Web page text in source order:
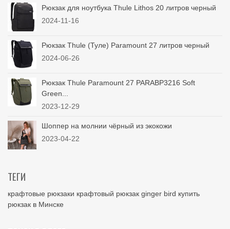
Рюкзак для ноутбука Thule Lithos 20 литров черный
2024-11-16
Рюкзак Thule (Туле) Paramount 27 литров черный
2024-06-26
Рюкзак Thule Paramount 27 PARABP3216 Soft
Green...
2023-12-29
Шоппер на молнии чёрный из экокожи
2023-04-22
ТЕГИ
крафтовые рюкзаки крафтовый рюкзак ginger bird купить
рюкзак в Минске